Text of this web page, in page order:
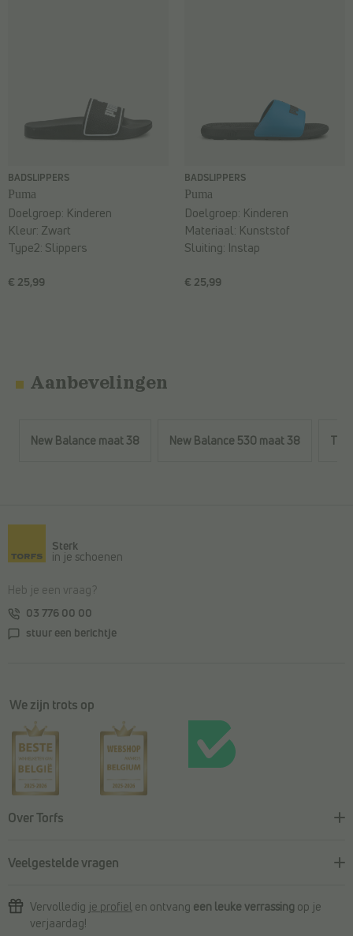
BADSLIPPERS
Puma
€ 25,99
Doelgroep: Kinderen
Kleur: Zwart
Type2: Slippers
BADSLIPPERS
Puma
€ 25,99
Doelgroep: Kinderen
Materiaal: Kunststof
Sluiting: Instap
Aanbevelingen
New Balance maat 38 New Balance 530 maat 38
Sterk
in je schoenen
Heb je een vraag?
03 776 00 00
stuur een berichtje
We zijn trots op
Over Torfs
Veelgestelde vragen
Vervolledig je profiel en ontvang een leuke verrassing op je
verjaardag!